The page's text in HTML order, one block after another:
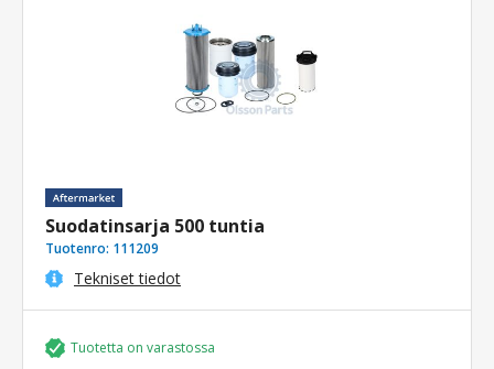
Suodatinsarja 500 tuntia
Tuotenro: 111209
Tekniset tiedot
Tuotetta on varastossa